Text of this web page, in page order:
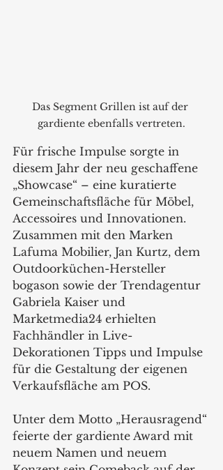
Das Segment Grillen ist auf der
gardiente ebenfalls vertreten.
Für frische Impulse sorgte in
diesem Jahr der neu geschaffene
„Showcase“ – eine kuratierte
Gemeinschaftsfläche für Möbel,
Accessoires und Innovationen.
Zusammen mit den Marken
Lafuma Mobilier, Jan Kurtz, dem
Outdoorküchen-Hersteller
bogason sowie der Trendagentur
Gabriela Kaiser und
Marketmedia24 erhielten
Fachhändler in Live-
Dekorationen Tipps und Impulse
für die Gestaltung der eigenen
Verkaufsfläche am POS.
Unter dem Motto „Herausragend“
feierte der gardiente Award mit
neuem Namen und neuem